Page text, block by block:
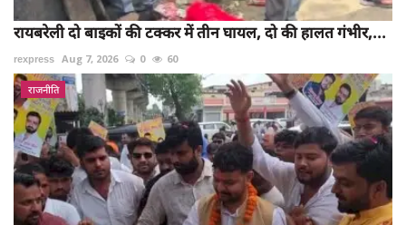
रायबरेली दो बाइकों की टक्कर में तीन घायल, दो की हालत गंभीर,...
rexpress Aug 7, 2026 0 60
राजनीति